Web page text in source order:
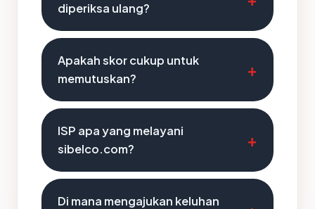
diperiksa ulang?
Apakah skor cukup untuk
memutuskan?
ISP apa yang melayani
sibelco.com?
Di mana mengajukan keluhan